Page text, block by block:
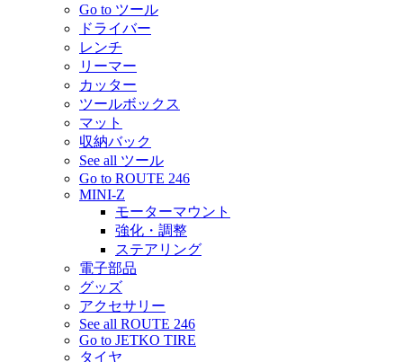
Go to ツール
ドライバー
レンチ
リーマー
カッター
ツールボックス
マット
収納バック
See all ツール
Go to ROUTE 246
MINI-Z
モーターマウント
強化・調整
ステアリング
電子部品
グッズ
アクセサリー
See all ROUTE 246
Go to JETKO TIRE
タイヤ